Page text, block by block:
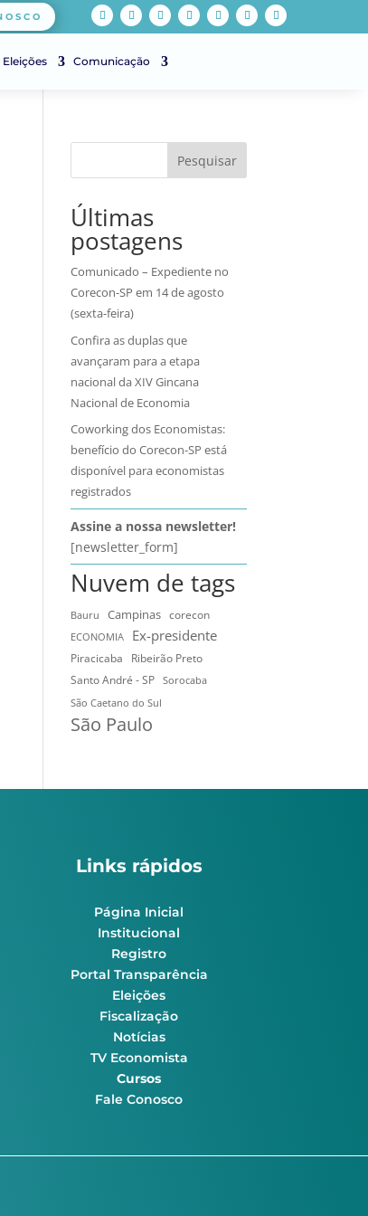
Comunicação
Pesquisar
Últimas
postagens
Comunicado – Expediente no
Corecon-SP em 14 de agosto
(sexta-feira)
Confira as duplas que
avançaram para a etapa
nacional da XIV Gincana
Nacional de Economia
Coworking dos Economistas:
benefício do Corecon-SP está
disponível para economistas
registrados
Assine a nossa newsletter!
[newsletter_form]
Nuvem de tags
Bauru Campinas
corecon
ECONOMIA
Ex-presidente
Piracicaba
Ribeirão Preto
Santo André - SP
Sorocaba
São Caetano do Sul
São Paulo
Links rápidos
Página Inicial
Institucional
Registro
Portal Transparência
Eleições
Fiscalização
Notícias
TV Economista
Cursos
Fale Conosco